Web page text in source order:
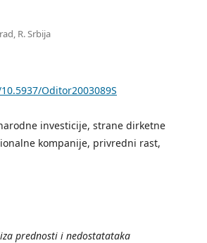
R. Srbija
Oditor2003089S
investicije, strane dirketne
kompanije, privredni rast,
prednosti i nedostatataka